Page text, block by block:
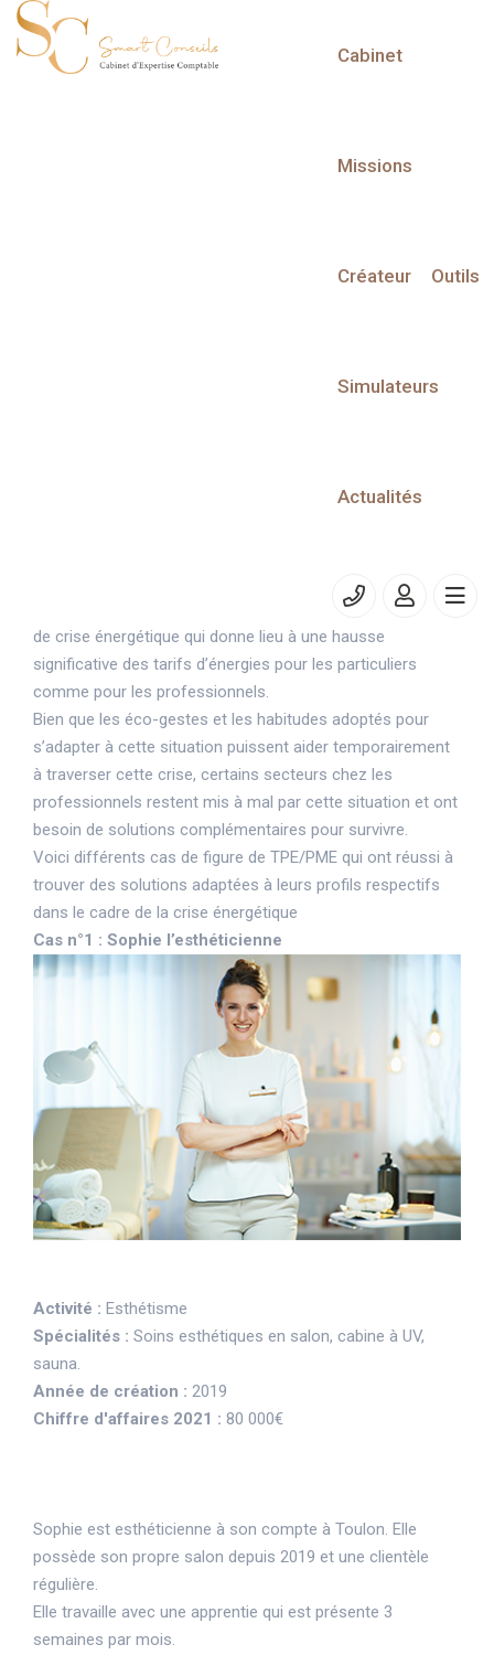
Cabinet
Missions
Créateur Outils
Simulateurs
Actualités
aider votre entreprise face à la
Depuis l’hiver 2022, la France est entrée dans un contexte
de crise énergétique qui donne lieu à une hausse
significative des tarifs d’énergies pour les particuliers
comme pour les professionnels.
Bien que les éco-gestes et les habitudes adoptés pour
s’adapter à cette situation puissent aider temporairement
à traverser cette crise, certains secteurs chez les
professionnels restent mis à mal par cette situation et ont
besoin de solutions complémentaires pour survivre.
Voici différents cas de figure de TPE/PME qui ont réussi à
trouver des solutions adaptées à leurs profils respectifs
dans le cadre de la crise énergétique
Cas n°1 : Sophie l’esthéticienne
Activité : Esthétisme
Spécialités : Soins esthétiques en salon, cabine à UV,
sauna.
Année de création : 2019
Chiffre d'affaires 2021 : 80 000€
Sophie est esthéticienne à son compte à Toulon. Elle
possède son propre salon depuis 2019 et une clientèle
régulière.
Elle travaille avec une apprentie qui est présente 3
semaines par mois.